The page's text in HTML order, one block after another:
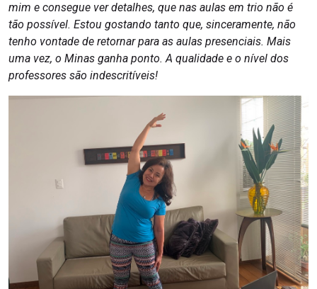
mim e consegue ver detalhes, que nas aulas em trio não é
tão possível. Estou gostando tanto que, sinceramente, não
tenho vontade de retornar para as aulas presenciais. Mais
uma vez, o Minas ganha ponto. A qualidade e o nível dos
professores são indescritíveis!